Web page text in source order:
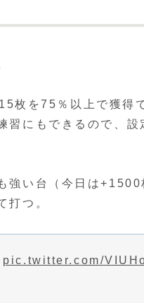
枚を75％以上で獲得
にもできるので、
強い台（今日は
打つ。
pic.twitter.com/